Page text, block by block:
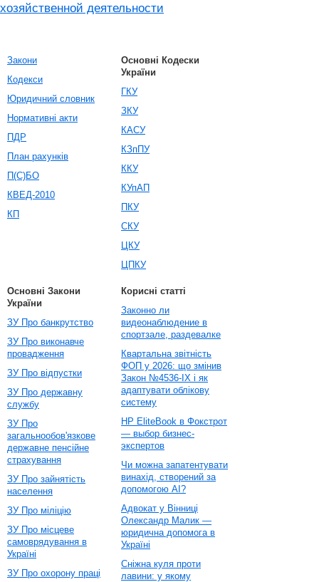
хозяйственной деятельности
Закони
Кодекси
Юридичний словник
Нормативні акти
ПДР
План рахунків
П(С)БО
КВЕД-2010
КП
Основні Кодески
України
ГКУ
ЗКУ
КАСУ
КЗпПУ
ККУ
КУпАП
ПКУ
СКУ
ЦКУ
ЦПКУ
Основні Закони
України
ЗУ Про банкрутство
ЗУ Про виконавче
провадження
ЗУ Про відпустки
ЗУ Про державну
службу
ЗУ Про
загальнообов'язкове
державне пенсійне
страхування
ЗУ Про зайнятість
населення
ЗУ Про міліцію
ЗУ Про місцеве
самоврядування в
Україні
ЗУ Про охорону праці
Корисні статті
Законно ли
видеонаблюдение в
спортзале, раздевалке
Квартальна звітність
ФОП у 2026: що змінив
Закон №4536-IX і як
адаптувати облікову
систему
HP EliteBook в Фокстрот
— выбор бизнес-
экспертов
Чи можна запатентувати
винахід, створений за
допомогою AI?
Адвокат у Вінниці
Олександр Малик —
юридична допомога в
Україні
Сніжна куля проти
лавини: у якому